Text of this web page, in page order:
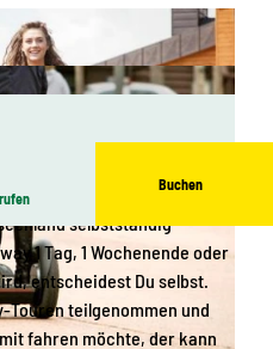
Buchen
Segway kann die
selbstständig
1 Tag, 1 Wochenende oder
entscheidest Du selbst.
Touren teilgenommen und
fahren möchte, der kann